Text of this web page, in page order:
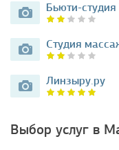
Бьюти-
Студия
Линзыру.ру
Выбор услуг в